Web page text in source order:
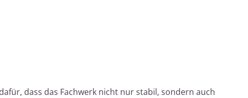
dass das Fachwerk nicht nur stabil, sondern auch